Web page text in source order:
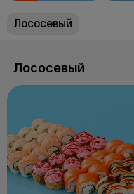
Лососевый
Лососевый